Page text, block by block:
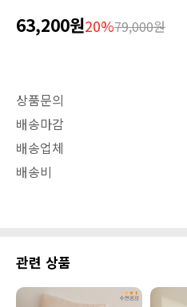
63,200원20%79,000원
상품문의
배송마감
배송업체
배송비
관련 상품